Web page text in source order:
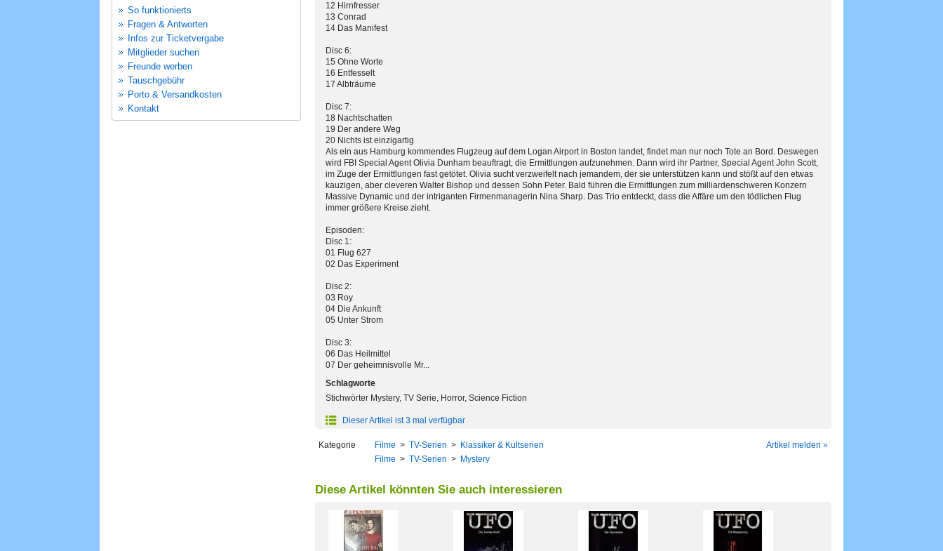
So funktionierts
Fragen & Antworten
Infos zur Ticketvergabe
Mitglieder suchen
Freunde werben
Tauschgebühr
Porto & Versandkosten
Kontakt
12 Hirnfresser
13 Conrad
14 Das Manifest
Disc 6:
15 Ohne Worte
16 Entfesselt
17 Albträume
Disc 7:
18 Nachtschatten
19 Der andere Weg
20 Nichts ist einzigartig
Als ein aus Hamburg kommendes Flugzeug auf dem Logan Airport in Boston landet, findet man nur noch Tote an Bord. Deswegen
wird FBI Special Agent Olivia Dunham beauftragt, die Ermittlungen aufzunehmen. Dann wird ihr Partner, Special Agent John Scott,
im Zuge der Ermittlungen fast getötet. Olivia sucht verzweifelt nach jemandem, der sie unterstützen kann und stößt auf den etwas
kauzigen, aber cleveren Walter Bishop und dessen Sohn Peter. Bald führen die Ermittlungen zum milliardenschweren Konzern
Massive Dynamic und der intriganten Firmenmanagerin Nina Sharp. Das Trio entdeckt, dass die Affäre um den tödlichen Flug
immer größere Kreise zieht.
Episoden:
Disc 1:
01 Flug 627
02 Das Experiment
Disc 2:
03 Roy
04 Die Ankunft
05 Unter Strom
Disc 3:
06 Das Heilmittel
07 Der geheimnisvolle Mr...
Schlagworte
Stichwörter Mystery, TV Serie, Horror, Science Fiction
Dieser Artikel ist 3 mal verfügbar
Kategorie Filme > TV-Serien > Klassiker & Kultserien
Filme > TV-Serien > Mystery
Artikel melden »
Diese Artikel könnten Sie auch interessieren